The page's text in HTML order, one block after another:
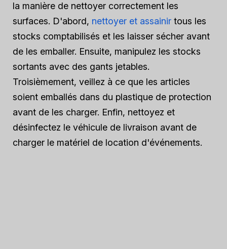
la manière de nettoyer correctement les
surfaces. D'abord, nettoyer et assainir tous les
stocks comptabilisés et les laisser sécher avant
de les emballer. Ensuite, manipulez les stocks
sortants avec des gants jetables.
Troisièmement, veillez à ce que les articles
soient emballés dans du plastique de protection
avant de les charger. Enfin, nettoyez et
désinfectez le véhicule de livraison avant de
charger le matériel de location d'événements.